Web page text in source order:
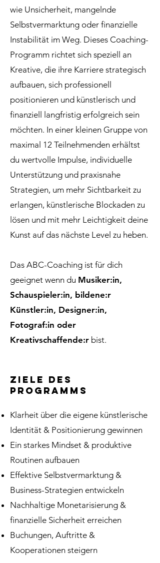
wie Unsicherheit, mangelnde
Selbstvermarktung oder finanzielle
Instabilität im Weg. Dieses Coaching-
Programm richtet sich speziell an
Kreative, die ihre Karriere strategisch
aufbauen, sich professionell
positionieren und künstlerisch und
finanziell langfristig erfolgreich sein
möchten. In einer kleinen Gruppe von
maximal 12 Teilnehmenden erhältst
du wertvolle Impulse, individuelle
Unterstützung und praxisnahe
Strategien, um mehr Sichtbarkeit zu
erlangen, künstlerische Blockaden zu
lösen und mit mehr Leichtigkeit deine
Kunst auf das nächste Level zu heben.
Das ABC-Coaching ist für dich
geeignet wenn du Musiker:in,
Schauspieler:in, bildene:r
Künstler:in, Designer:in,
Fotograf:in oder
Kreativschaffende:r bist.
Ziele des
Programms
Klarheit über die eigene künstlerische
Identität & Positionierung gewinnen
Ein starkes Mindset & produktive
Routinen aufbauen
Effektive Selbstvermarktung &
Business-Strategien entwickeln
Nachhaltige Monetarisierung &
finanzielle Sicherheit erreichen
Buchungen, Auftritte &
Kooperationen steigern